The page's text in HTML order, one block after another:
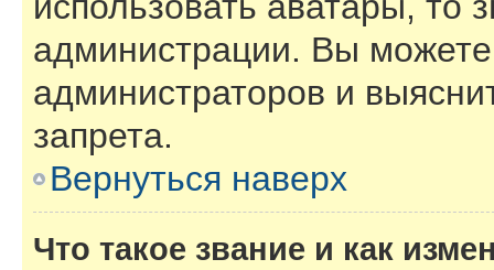
администрации. Вы можете
администраторов и
запрета.
Вернуться наверх
Что такое звание и как